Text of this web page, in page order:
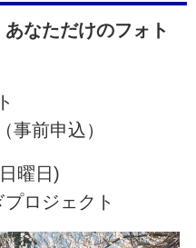
なただけのフォト
事前申込）
曜日)
ロジェクト